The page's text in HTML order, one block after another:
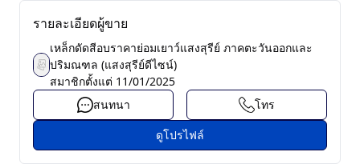
รายละเอียดผู้ขาย
เหล็กดัดสีอบราคาย่อมเยาว์แสงสุรีย์ ภาคตะวันออกและ
ปริมณฑล (แสงสุรีย์ดีไซน์)
สมาชิกตั้งแต่ 11/01/2025
สนทนา
โทร
ดูโปรไฟล์